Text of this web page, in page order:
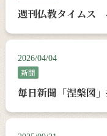
週刊仏教タイムス
2026/04/04
新聞
毎日新聞「涅槃図